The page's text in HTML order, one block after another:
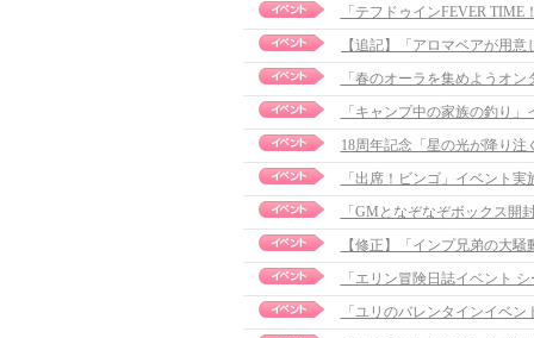
「テフドゥインFEVER
「春のオーラを集めようオ
「キャンプ中の家族の釣り
18周年記念「星の光が降り
「出席！ビンゴ」イベント実
「GMとなぞなぞボックス開
【修正】「インプ兄弟の大
「エリン冒険日誌イベント
「ユリのバレンタインイベ